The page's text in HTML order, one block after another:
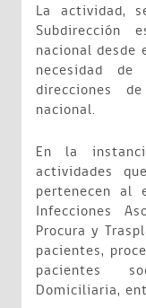
La actividad,
nacional desde
necesidad
direcciones
nacional.
En la
actividades
pertenecen al
Infecciones
Procura y
pacientes,
pacientes
Domiciliaria,